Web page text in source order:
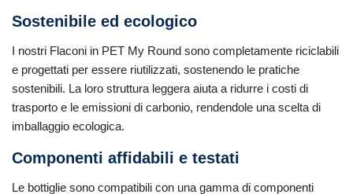
Sostenibile ed ecologico
I nostri Flaconi in PET My Round sono completamente riciclabili
e progettati per essere riutilizzati, sostenendo le pratiche
sostenibili. La loro struttura leggera aiuta a ridurre i costi di
trasporto e le emissioni di carbonio, rendendole una scelta di
imballaggio ecologica.
Componenti affidabili e testati
Le bottiglie sono compatibili con una gamma di componenti